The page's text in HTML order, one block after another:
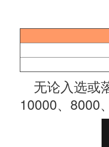
无论入选或
10000、8000